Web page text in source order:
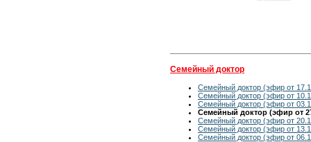
Семейный доктор
Семейный доктор (эфир от
Семейный доктор (эфир от
Семейный доктор (эфир от
Семейный доктор (эфир от
Семейный доктор (эфир от
Семейный доктор (эфир от
Семейный доктор (эфир от